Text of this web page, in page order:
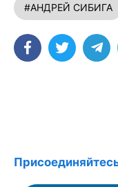
#АНДРЕЙ СИБИГА